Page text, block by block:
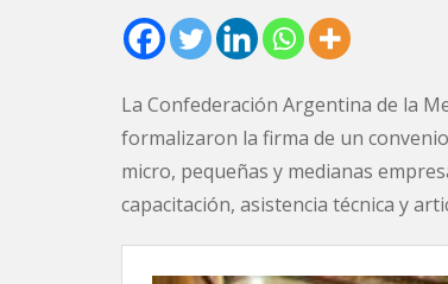
La Confederación Argentina de la
formalizaron la firma de un
micro, pequeñas y medianas
capacitación, asistencia técnica y